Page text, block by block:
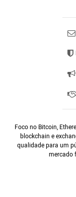
Foco no Bitcoin,
blockchain e
qualidade para um
mercado